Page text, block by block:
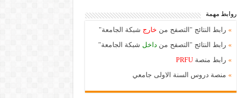
روابط مهمة
» رابط النتائج "التصفح من خارج شبكة الجامعة"
» رابط النتائج "التصفح منداخل شبكة الجامعة"
» رابط منصةPRFU
» منصة دروس السنة الاولى جامعي